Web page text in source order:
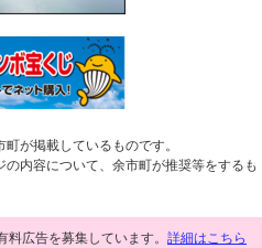
が掲載しているものです。
内容について、余市町が推奨等をするも
広告を募集しています。 詳細はこちら